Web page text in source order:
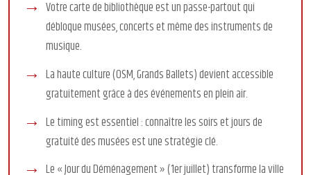
Votre carte de bibliothèque est un passe-partout qui
débloque musées, concerts et même des instruments de
musique.
La haute culture (OSM, Grands Ballets) devient accessible
gratuitement grâce à des événements en plein air.
Le timing est essentiel : connaître les soirs et jours de
gratuité des musées est une stratégie clé.
Le « Jour du Déménagement » (1er juillet) transforme la ville